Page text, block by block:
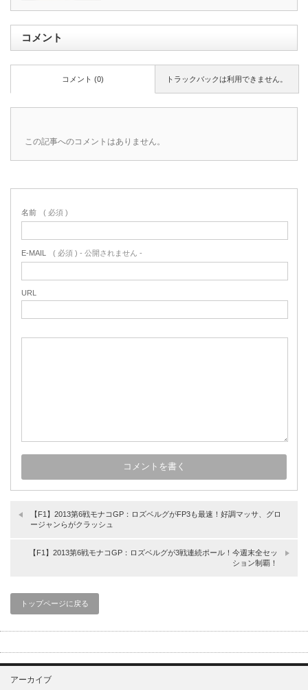
コメント
トラックバックは利用できません。
コメント (0)
この記事へのコメントはありません。
名前 ( 必須 )
E-MAIL ( 必須 ) - 公開されません -
URL
【F1】2013第6戦モナコGP：ロズベルグがFP3も最速！好調マッサ、グロ
ージャンらがクラッシュ
【F1】2013第6戦モナコGP：ロズベルグが3戦連続ポール！今週末全セッ
ション制覇！
トップページに戻る
アーカイブ